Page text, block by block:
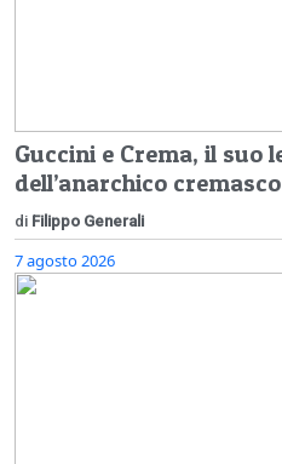
Guccini e Crema, il suo
dell’anarchico
di Filippo Generali
7 agosto 2026